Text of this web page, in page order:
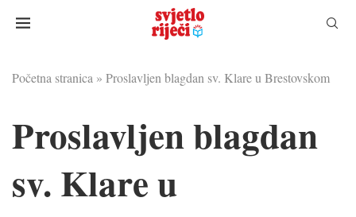
Početna stranica » Proslavljen blagdan sv. Klare u Brestovskom
Proslavljen blagdan
sv. Klare u